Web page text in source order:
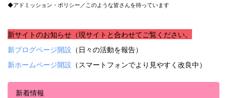
◆アドミッション・ポリシー／このような皆さんを待っています
新サイトのお知らせ（現サイトと合わせてご覧ください。
新ブログページ開設 （日々の活動を報告）
新ホームページ開設 （スマートフォンでより見やすく改良中）
新着情報